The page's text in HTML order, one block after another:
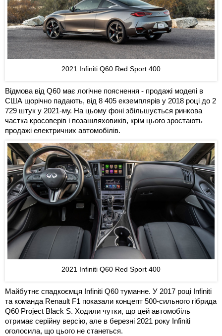
2021 Infiniti Q60 Red Sport 400
Відмова від Q60 має логічне пояснення - продажі моделі в
США щорічно падають, від 8 405 екземплярів у 2018 році до 2
729 штук у 2021-му. На цьому фоні збільшується ринкова
частка кросоверів і позашляховиків, крім цього зростають
продажі електричних автомобілів.
2021 Infiniti Q60 Red Sport 400
Майбутнє спадкоємця Infiniti Q60 туманне. У 2017 році Infiniti
та команда Renault F1 показали концепт 500-сильного гібрида
Q60 Project Black S. Ходили чутки, що цей автомобіль
отримає серійну версію, але в березні 2021 року Infiniti
оголосила, що цього не станеться.